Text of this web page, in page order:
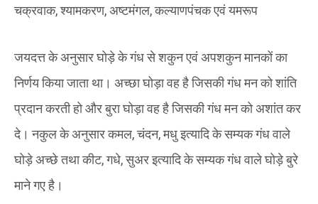
चक्रवाक, श्यामकरण, अष्टमंगल, कल्याणपंचक एवं यमरूप
जयदत्त के अनुसार घोड़े के गंध से शकुन एवं अपशकुन मानकों का
निर्णय किया जाता था। अच्छा घोड़ा वह है जिसकी गंध मन को शांति
प्रदान करती हो और बुरा घोड़ा वह है जिसकी गंध मन को अशांत कर
दे। नकुल के अनुसार कमल, चंदन, मधु इत्यादि के सम्यक गंध वाले
घोड़े अच्छे तथा कीट, गधे, सुअर इत्यादि के सम्यक गंध वाले घोड़े बुरे
माने गए है।